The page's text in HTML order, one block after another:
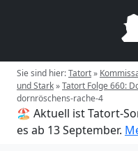
Sie sind hier:Tatort»
und Stark»Tatort Folge 660:
dornröschens-rache-4
🏖️ Aktuell ist Tatort-
es ab 13 September.